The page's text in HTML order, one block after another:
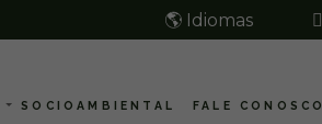
🌎 Idiomas
SOCIOAMBIENTAL FALE CONOSCO